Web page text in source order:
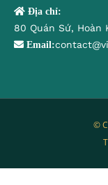
Địa chỉ:
80 Quán Sứ, Hoàn
Email:
©